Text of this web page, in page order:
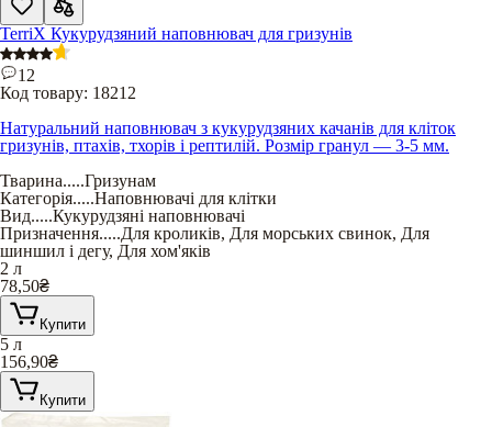
TerriX Кукурудзяний наповнювач для гризунів
12
Код товару: 18212
Натуральний наповнювач з кукурудзяних качанів для кліток
гризунів, птахів, тхорів і рептилій. Розмір гранул — 3-5 мм.
Тварина.....Гризунам
Категорія.....Наповнювачі для клітки
Вид.....Кукурудзяні наповнювачі
Призначення.....Для кроликів, Для морських свинок, Для
шиншил і дегу, Для хом'яків
2 л
78,50₴
Купити
5 л
156,90₴
Купити